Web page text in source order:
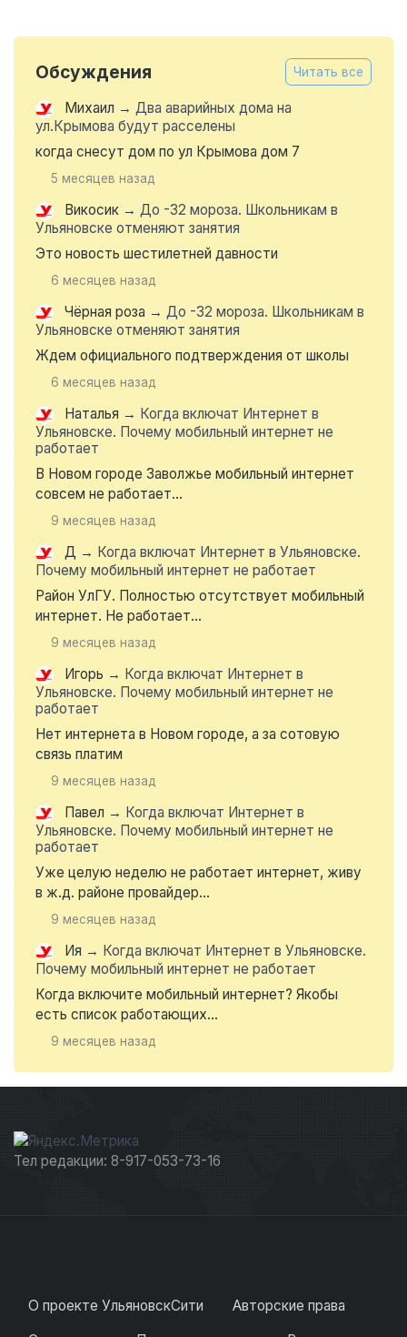
Обсуждения Читать все
Михаил → Два аварийных дома на
ул.Крымова будут расселены
когда снесут дом по ул Крымова дом 7
5 месяцев назад
Викосик → До -32 мороза. Школьникам в
Ульяновске отменяют занятия
Это новость шестилетней давности
6 месяцев назад
Чёрная роза → До -32 мороза. Школьникам в
Ульяновске отменяют занятия
Ждем официального подтверждения от школы
6 месяцев назад
Наталья → Когда включат Интернет в
Ульяновске. Почему мобильный интернет не
работает
В Новом городе Заволжье мобильный интернет
совсем не работает...
9 месяцев назад
Д → Когда включат Интернет в Ульяновске.
Почему мобильный интернет не работает
Район УлГУ. Полностью отсутствует мобильный
интернет. Не работает...
9 месяцев назад
Игорь → Когда включат Интернет в
Ульяновске. Почему мобильный интернет не
работает
Нет интернета в Новом городе, а за сотовую
связь платим
9 месяцев назад
Павел → Когда включат Интернет в
Ульяновске. Почему мобильный интернет не
работает
Уже целую неделю не работает интернет, живу
в ж.д. районе провайдер...
9 месяцев назад
Ия → Когда включат Интернет в Ульяновске.
Почему мобильный интернет не работает
Когда включите мобильный интернет? Якобы
есть список работающих...
9 месяцев назад
Тел редакции: 8-917-053-73-16
О проекте УльяновскСити
Авторские права